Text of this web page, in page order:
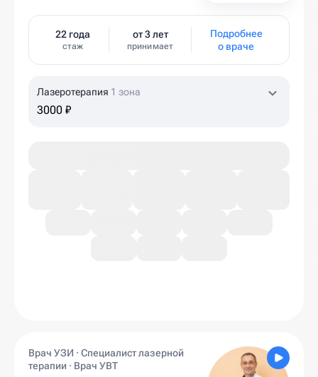
22 года
стаж
от 3 лет
принимает
Подробнее
о враче
Лазеротерапия 1 зона
3000 ₽
Врач УЗИ · Специалист лазерной
терапии · Врач УВТ